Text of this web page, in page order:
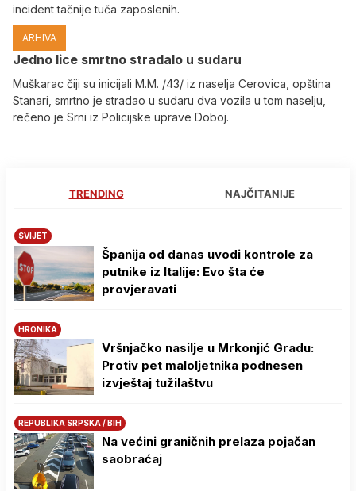
incident tačnije tuča zaposlenih.
ARHIVA
Јedno lice smrtno stradalo u sudaru
Muškarac čiji su inicijali M.M. /43/ iz naselja Cerovica, opština
Stanari, smrtno je stradao u sudaru dva vozila u tom naselju,
rečeno je Srni iz Policijske uprave Doboj.
TRENDING NAJČITANIJE
SVIJET
Španija od danas uvodi kontrole za
putnike iz Italije: Evo šta će
provjeravati
HRONIKA
Vršnjačko nasilje u Mrkonjić Gradu:
Protiv pet maloljetnika podnesen
izvještaj tužilaštvu
REPUBLIKA SRPSKA / BIH
Na većini graničnih prelaza pojačan
saobraćaj